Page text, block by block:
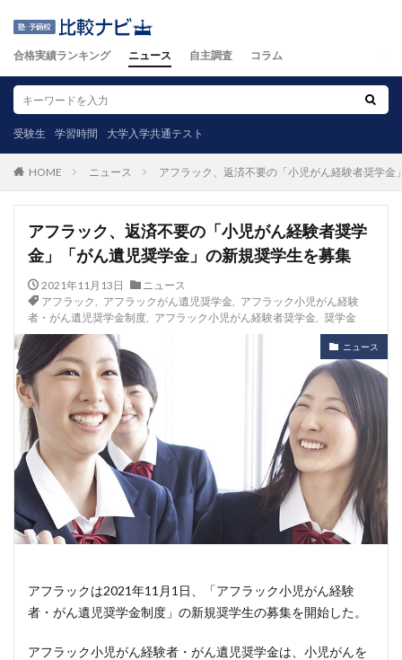
合格実績ランキング ニュース 自主調査 コラム
受験生 学習時間 大学入学共通テスト
HOME ニュース アフラック、返済不要の「小児がん経験者奨学
アフラック、返済不要の「小児がん経験者奨学
金」「がん遺児奨学金」の新規奨学生を募集
2021年11月13日
ニュース
アフラック
アフラックがん遺児奨学金
アフラック小児がん経験
者・がん遺児奨学金制度
アフラック小児がん経験者奨学金 奨学金
ニュース
アフラックは2021年11月1日、「アフラック小児がん経験
者・がん遺児奨学金制度」の新規奨学生の募集を開始した。
アフラック小児がん経験者・がん遺児奨学金は、小児がんを